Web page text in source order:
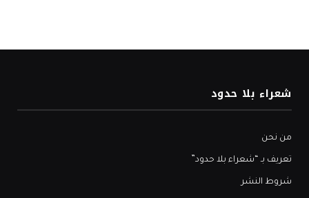
شعراء بلا حدود
من نحن
تعريف بـ “شعراء بلا حدود”
شروط النشر